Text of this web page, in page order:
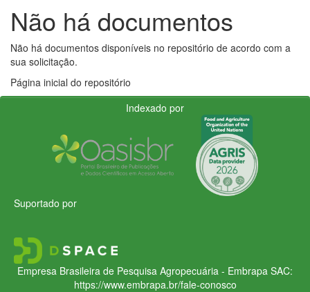
Não há documentos
Não há documentos disponíveis no repositório de acordo com a
sua solicitação.
Página inicial do repositório
Indexado por
Suportado por
Empresa Brasileira de Pesquisa Agropecuária - Embrapa SAC:
https://www.embrapa.br/fale-conosco